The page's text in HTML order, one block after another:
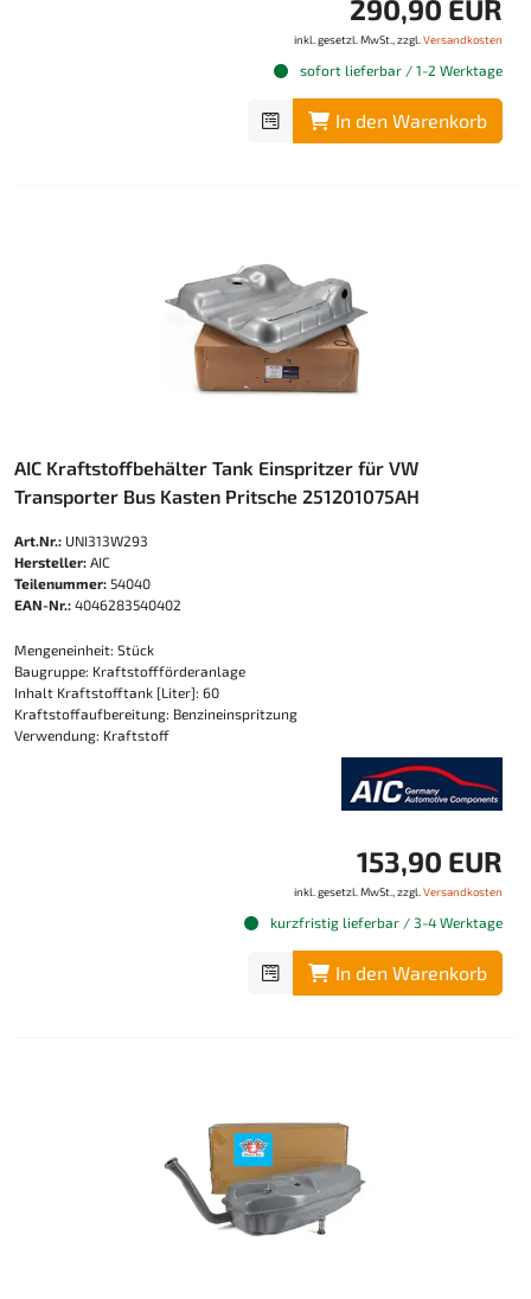
290,90 EUR
inkl. gesetzl. MwSt., zzgl.Versandkosten
sofort lieferbar / 1-2 Werktage
In den Warenkorb
AIC Kraftstoffbehälter Tank Einspritzer für VW
Transporter Bus Kasten Pritsche 251201075AH
Art.Nr.: UNI313W293
Hersteller: AIC
Teilenummer: 54040
EAN-Nr.: 4046283540402
Mengeneinheit: Stück
Baugruppe: Kraftstoffförderanlage
Inhalt Kraftstofftank [Liter]: 60
Kraftstoffaufbereitung: Benzineinspritzung
Verwendung: Kraftstoff
153,90 EUR
inkl. gesetzl. MwSt., zzgl.Versandkosten
kurzfristig lieferbar / 3-4 Werktage
In den Warenkorb